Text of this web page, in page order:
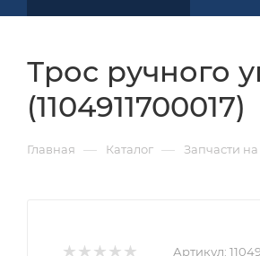
Трос ручного
(1104911700017)
Главная — Каталог — Запчасти на
Артикул: